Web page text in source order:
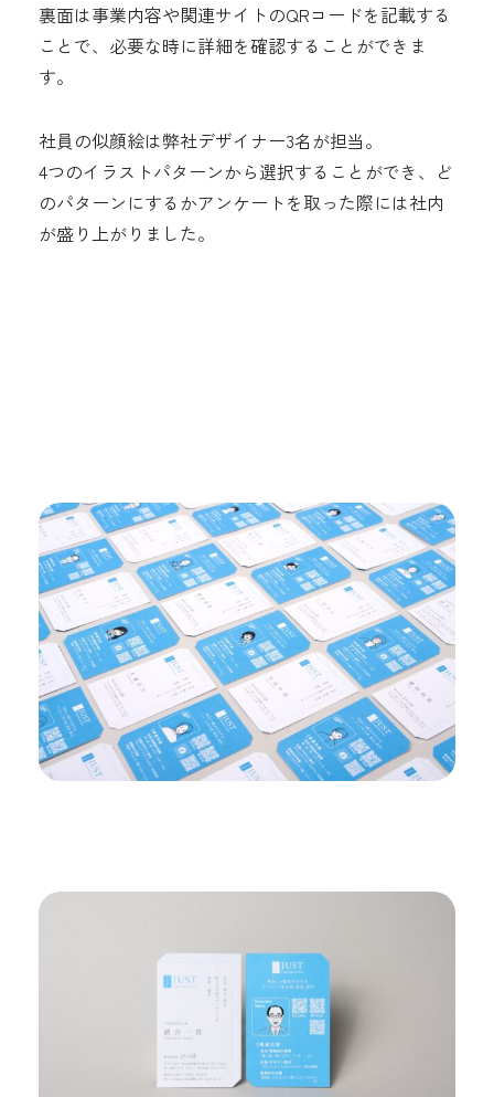
裏面は事業内容や関連サイトのQRコードを記載する
ことで、必要な時に詳細を確認することができま
す。
社員の似顔絵は弊社デザイナー3名が担当。
4つのイラストパターンから選択することができ、ど
のパターンにするかアンケートを取った際には社内
が盛り上がりました。